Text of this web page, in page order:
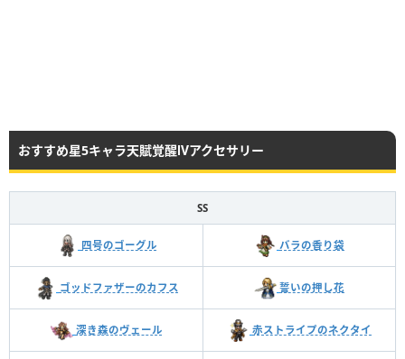
おすすめ星5キャラ天賦覚醒Ⅳアクセサリー
SS
四号のゴーグル バラの香り袋
ゴッドファザーのカフス 誓いの押し花
深き森のヴェール 赤ストライプのネクタイ